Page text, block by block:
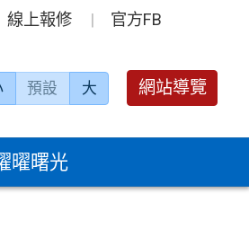
線上報修 官方FB
預設 大 網站導覽
曜曙光